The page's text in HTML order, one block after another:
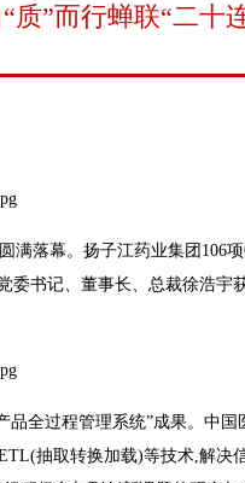
质”而行蝉联“二十
满落幕。扬子江药业集团106
委书记、董事长、总裁徐浩宇
全过程管理系统”成果。中国
抽取转换加载)等技术,解决